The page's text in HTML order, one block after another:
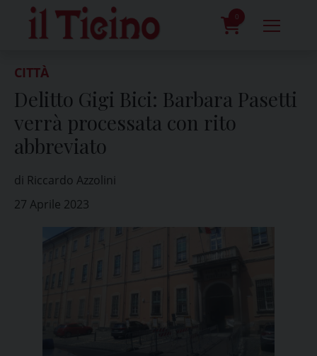
content
0
CITTÀ
Delitto Gigi Bici: Barbara Pasetti
verrà processata con rito
abbreviato
di Riccardo Azzolini
27 Aprile 2023